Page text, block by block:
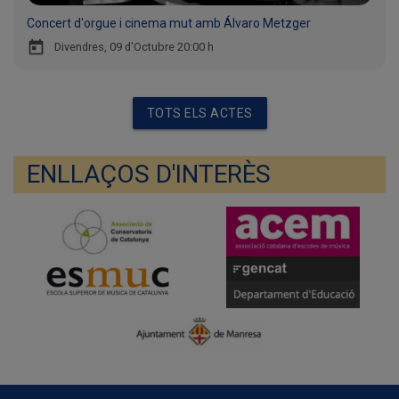
Concert d'orgue i cinema mut amb Álvaro Metzger
today Divendres, 09 d'Octubre 20:00 h
TOTS ELS ACTES
ENLLAÇOS D'INTERÈS